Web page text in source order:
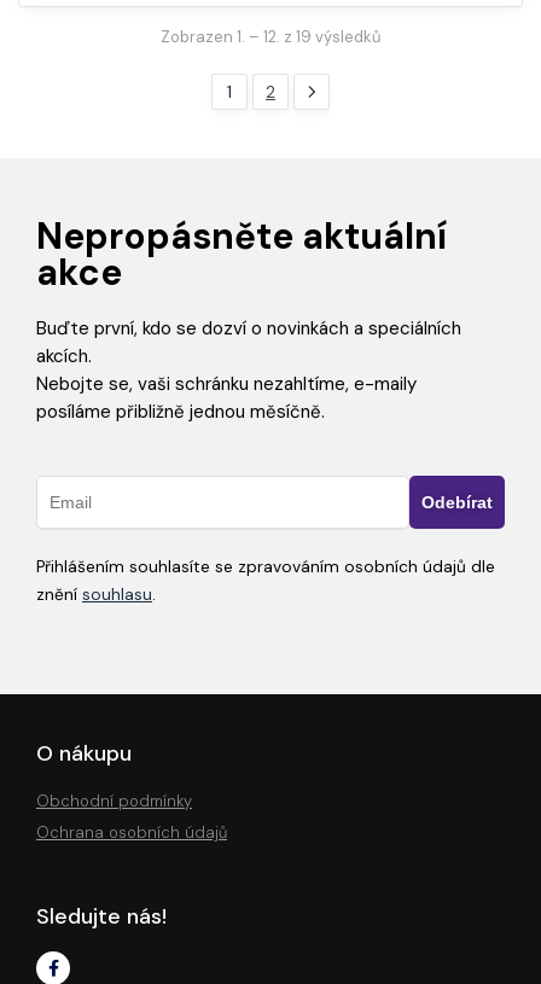
Zobrazen 1. – 12. z 19 výsledků
1 2
Nepropásněte aktuální
akce
Buďte první, kdo se dozví o novinkách a speciálních
akcích.
Nebojte se, vaši schránku nezahltíme, e-maily
posíláme přibližně jednou měsíčně.
Přihlášením souhlasíte se zpravováním osobních údajů dle
znění souhlasu.
O nákupu
Obchodní podmínky
Ochrana osobních údajů
Sledujte nás!